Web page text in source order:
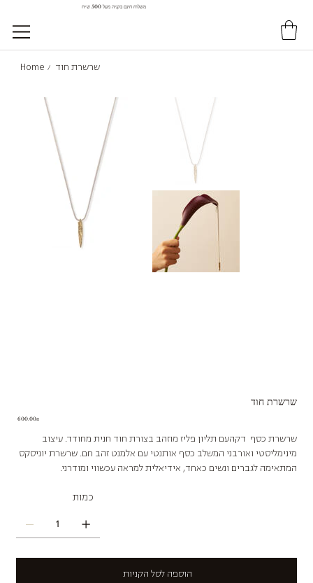
Home / שרשרת חוד
שרשרת חוד
Price ‏600.00 ‏₪
שרשרת כסף דקהעם תליון פליז מוזהב בצורת חוד חנית מחודד. עיצוב
מינימליסטי ואורבני המשלב כסף אותנטי עם אלמנט זהב חם. שרשרת יוניסקס
המתאימה לגברים ונשים כאחד, אידיאלית למראה עכשווי ומודרני.
כמות
הוספה לסל הקניות